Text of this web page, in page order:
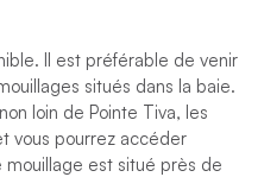
Il est préférable de venir
situés dans la baie.
loin de Pointe Tiva, les
vous pourrez accéder
mouillage est situé près de